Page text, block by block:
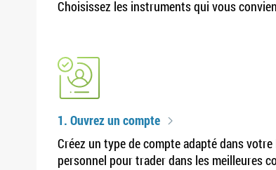
Choisissez les instruments qui vous
1. Ouvrez un compte
Créez un type de compte adapté dans votre
personnel pour trader dans les meilleures